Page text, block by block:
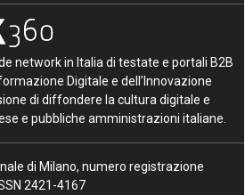
network in Italia di testate e portali B2B
Digitale e dell’Innovazione
di diffondere la cultura digitale e
e pubbliche amministrazioni italiane.
di Milano, numero registrazione
2421-4167